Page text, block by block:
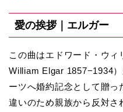
愛の挨拶｜エルガー
この曲はエドワード・ウ
William Elgar 1857−1934
ーツへ婚約記念として贈
違いのため親族から反対さ